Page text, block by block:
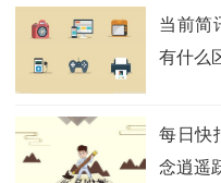
当前简
有什么
每日快
念逍遥